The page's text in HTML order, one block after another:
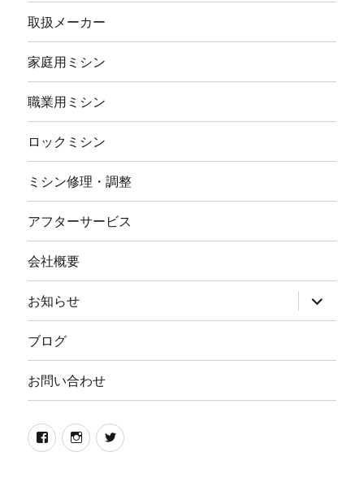
取扱メーカー
家庭用ミシン
職業用ミシン
ロックミシン
ミシン修理・調整
アフターサービス
会社概要
お知らせ
ブ
メ
ー
開
ブログ
お問い合わせ
Facebook
イ
twitter